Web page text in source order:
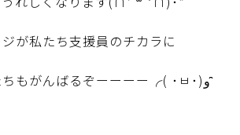
が私たち支援員のチカラに
よしっ！わたしたちもがんばるぞーーーー╭( ･ㅂ･)و ̑̑